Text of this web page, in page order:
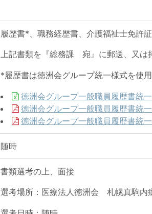
履歴書*、職務経歴書、介護福祉士免許証
上記書類を『総務課 宛』に郵送、又は
*履歴書は徳洲会グループ統一様式を使
徳洲会グループ一般職員履歴書統
徳洲会グループ一般職員履歴書統
徳洲会グループ一般職員履歴書統
随時
書類選考の上、面接
選考場所：医療法人徳洲会 札幌真駒内